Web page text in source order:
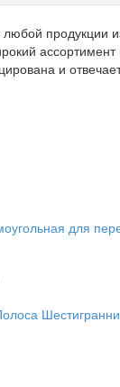
продукции
и
для